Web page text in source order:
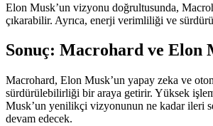
Elon Musk’un vizyonu doğrultusunda,
çıkarabilir. Ayrıca, enerji verimliliği ve
Sonuç: Macrohard ve Elon
Macrohard, Elon Musk’un yapay zeka ve
sürdürülebilirliği bir araya getirir. Yüksek
Musk’un yenilikçi vizyonunun ne kadar ileri
devam edecek.